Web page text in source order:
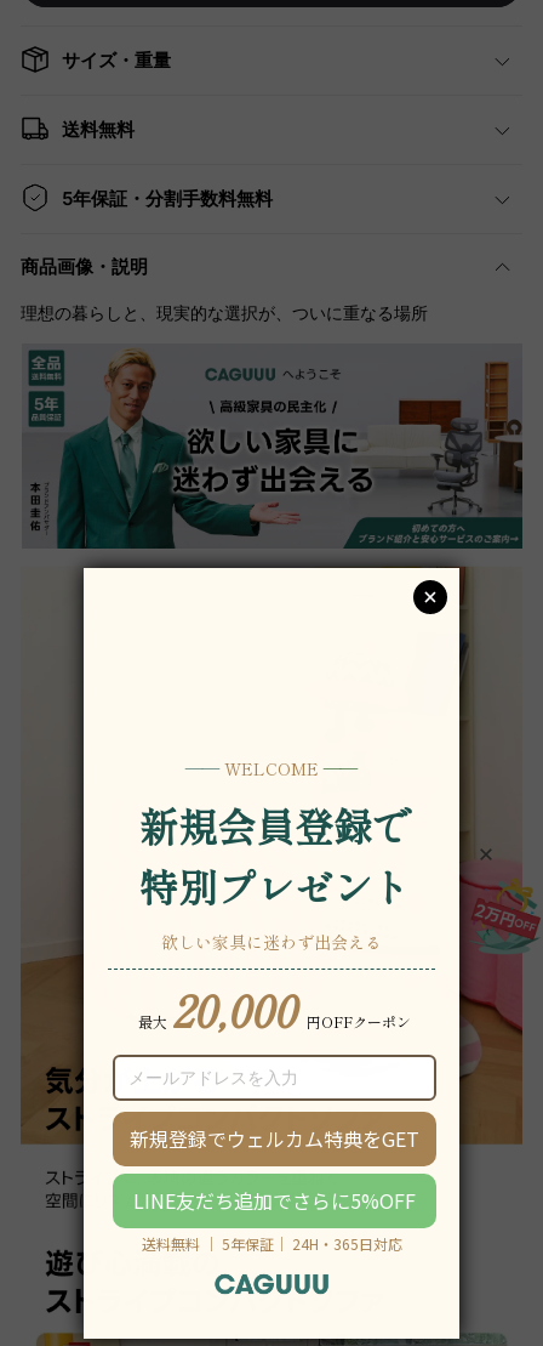
サイズ・重量
送料無料
5年保証・分割手数料無料
商品画像・説明
理想の暮らしと、現実的な選択が、ついに重なる場所